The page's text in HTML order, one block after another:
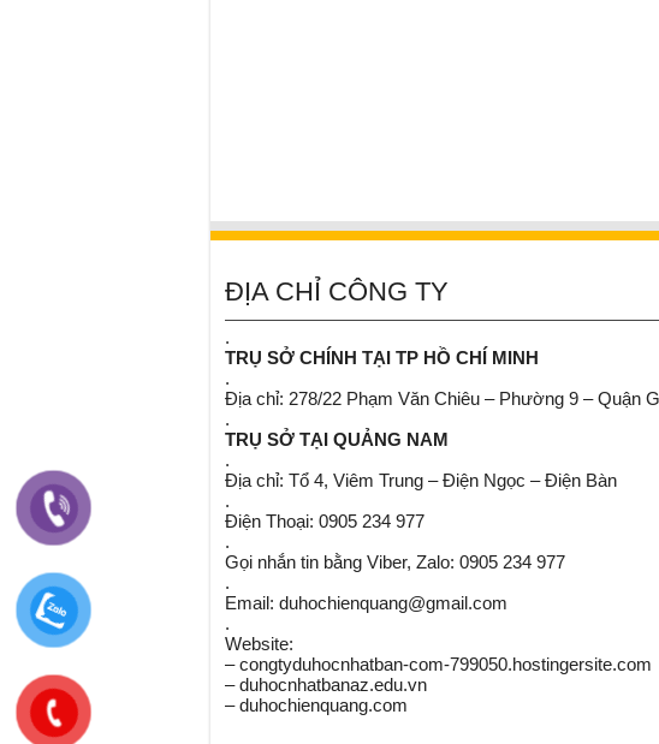
ĐỊA CHỈ CÔNG TY
.
TRỤ SỞ CHÍNH TẠI TP HỒ CHÍ MINH
.
Địa chỉ: 278/22 Phạm Văn Chiêu – Phường 9 – Quận
.
TRỤ SỞ TẠI QUẢNG NAM
.
Địa chỉ: Tổ 4, Viêm Trung – Điện Ngọc – Điện Bàn
.
Điện Thoại: 0905 234 977
.
Gọi nhắn tin bằng Viber, Zalo: 0905 234 977
.
Email: duhochienquang@gmail.com
.
Website:
– congtyduhocnhatban-com-799050.hostingersite.com
– duhocnhatbanaz.edu.vn
– duhochienquang.com